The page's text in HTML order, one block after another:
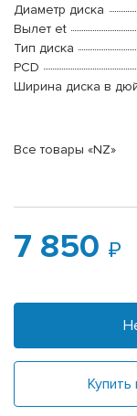
Диаметр диска
Вылет et
Тип диска
PCD
Ширина диска в
Все товары «NZ»
7 850
Купить